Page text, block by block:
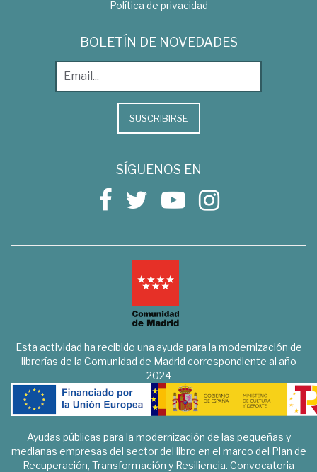
Política de privacidad
BOLETÍN DE NOVEDADES
SUSCRIBIRSE
SÍGUENOS EN
Esta actividad ha recibido una ayuda para la modernización de
librerías de la Comunidad de Madrid correspondiente al año
2024
Ayudas públicas para la modernización de las pequeñas y
medianas empresas del sector del libro en el marco del Plan de
Recuperación, Transformación y Resiliencia. Convocatoria